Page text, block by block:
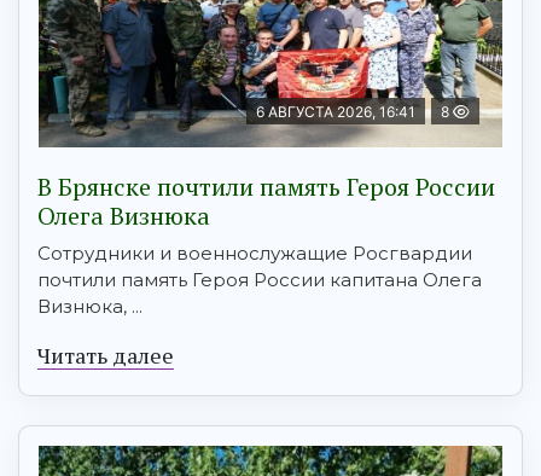
6 АВГУСТА 2026, 16:41 8
В Брянске почтили память Героя России
Олега Визнюка
Сотрудники и военнослужащие Росгвардии
почтили память Героя России капитана Олега
Визнюка, ...
Читать далее